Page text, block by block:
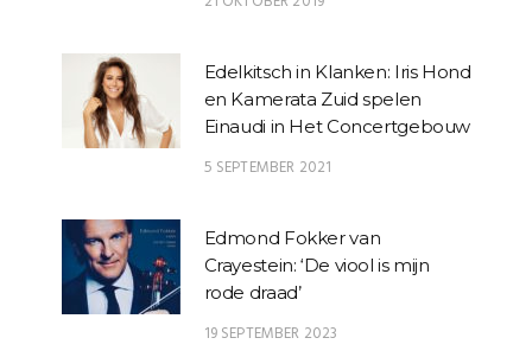
Edelkitsch in Klanken: Iris Hond
en Kamerata Zuid spelen
Einaudi in Het Concertgebouw
5 SEPTEMBER 2021
Edmond Fokker van
Crayestein: ‘De viool is mijn
rode draad’
19 SEPTEMBER 2023